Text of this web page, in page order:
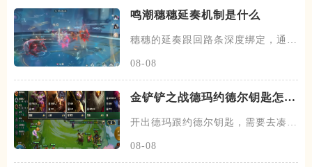
鸣潮穗穗延奏机制是什么
穗穗的延奏跟回路条深度绑定，通过
08-08
金铲铲之战德玛约德尔钥匙怎么
开出德玛跟约德尔钥匙，需要去凑约
08-08